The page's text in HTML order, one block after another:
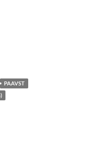
liikumise eeltingimused
PAAVST